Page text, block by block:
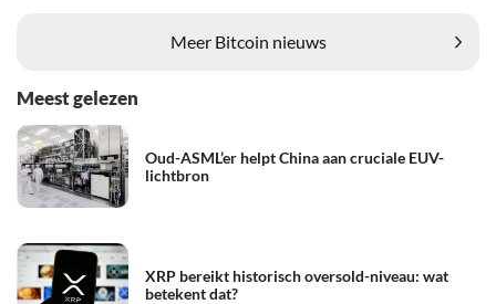
Meer Bitcoin nieuws
Meest gelezen
Oud-ASML’er helpt China aan cruciale EUV-
lichtbron
XRP bereikt historisch oversold-niveau: wat
betekent dat?